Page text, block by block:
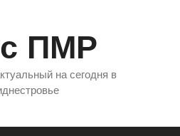
ПМР
на сегодня в